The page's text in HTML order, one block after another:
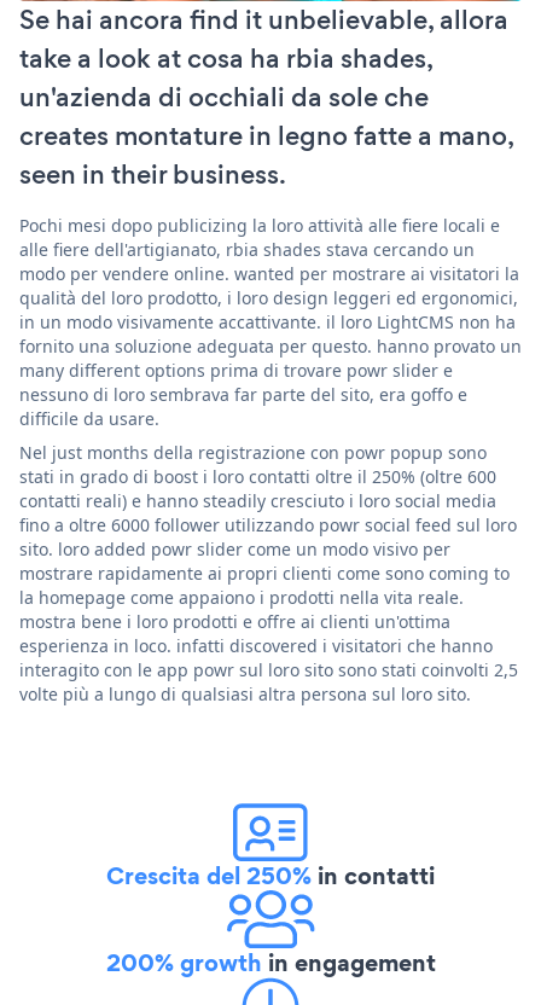
Se hai ancora find it unbelievable, allora
take a look at cosa ha rbia shades,
un'azienda di occhiali da sole che
creates montature in legno fatte a mano,
seen in their business.
Pochi mesi dopo publicizing la loro attività alle fiere locali e
alle fiere dell'artigianato, rbia shades stava cercando un
modo per vendere online. wanted per mostrare ai visitatori la
qualità del loro prodotto, i loro design leggeri ed ergonomici,
in un modo visivamente accattivante. il loro LightCMS non ha
fornito una soluzione adeguata per questo. hanno provato un
many different options prima di trovare powr slider e
nessuno di loro sembrava far parte del sito, era goffo e
difficile da usare.
Nel just months della registrazione con powr popup sono
stati in grado di boost i loro contatti oltre il 250% (oltre 600
contatti reali) e hanno steadily cresciuto i loro social media
fino a oltre 6000 follower utilizzando powr social feed sul loro
sito. loro added powr slider come un modo visivo per
mostrare rapidamente ai propri clienti come sono coming to
la homepage come appaiono i prodotti nella vita reale.
mostra bene i loro prodotti e offre ai clienti un'ottima
esperienza in loco. infatti discovered i visitatori che hanno
interagito con le app powr sul loro sito sono stati coinvolti 2,5
volte più a lungo di qualsiasi altra persona sul loro sito.
Crescita del 250% in contatti
200% growth in engagement